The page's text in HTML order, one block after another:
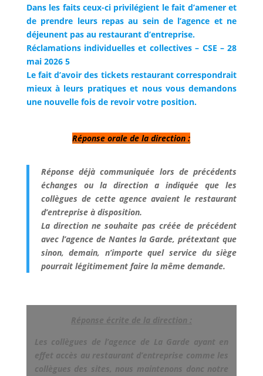
Dans les faits ceux-ci privilégient le fait d’amener et
de prendre leurs repas au sein de l’agence et ne
déjeunent pas au restaurant d’entreprise.
Réclamations individuelles et collectives – CSE – 28
mai 2026 5
Le fait d’avoir des tickets restaurant correspondrait
mieux à leurs pratiques et nous vous demandons
une nouvelle fois de revoir votre position.
Réponse orale de la direction :
Réponse déjà communiquée lors de précédents
échanges ou la direction a indiquée que les
collègues de cette agence avaient le restaurant
d’entreprise à disposition.
La direction ne souhaite pas créée de précédent
avec l’agence de Nantes la Garde, prétextant que
sinon, demain, n’importe quel service du siège
pourrait légitimement faire la même demande.
Réponse écrite de la direction :
Les collègues de l’agence de La Garde ayant en
effet accès au restaurant d’entreprise comme les
collègues des sites, nous maintenons donc notre